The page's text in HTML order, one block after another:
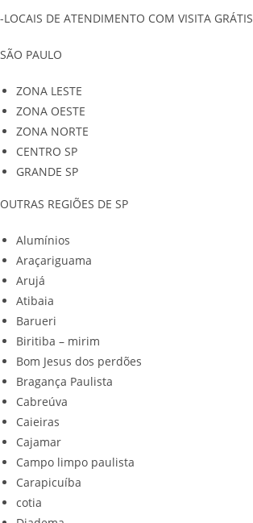
-LOCAIS DE ATENDIMENTO COM VISITA GRÁTIS
SÃO PAULO
ZONA LESTE
ZONA OESTE
ZONA NORTE
CENTRO SP
GRANDE SP
OUTRAS REGIÕES DE SP
Alumínios
Araçariguama
Arujá
Atibaia
Barueri
Biritiba – mirim
Bom Jesus dos perdões
Bragança Paulista
Cabreúva
Caieiras
Cajamar
Campo limpo paulista
Carapicuíba
cotia